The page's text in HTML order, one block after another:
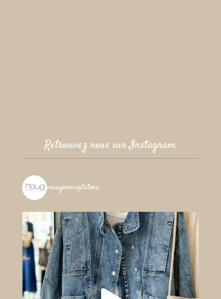
Retrouvez nous sur Instagram
maugconceptstore